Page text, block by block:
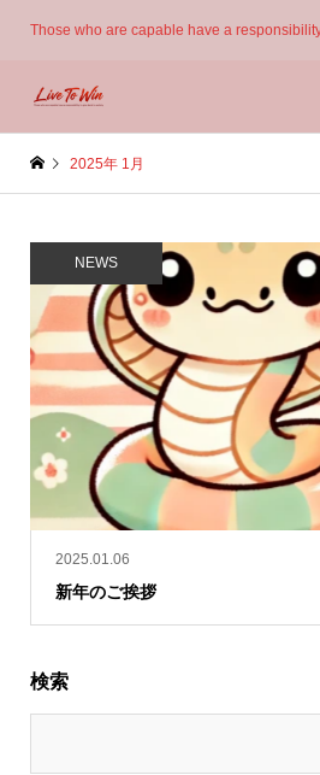
Those who are capable have a
2025年 1月
2025.01.06
新年のご挨拶
NEWS
検索